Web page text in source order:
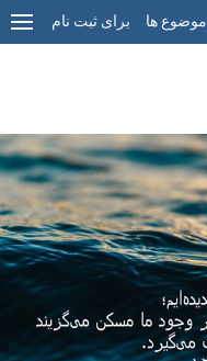
موضوع ها برای ثبت نام